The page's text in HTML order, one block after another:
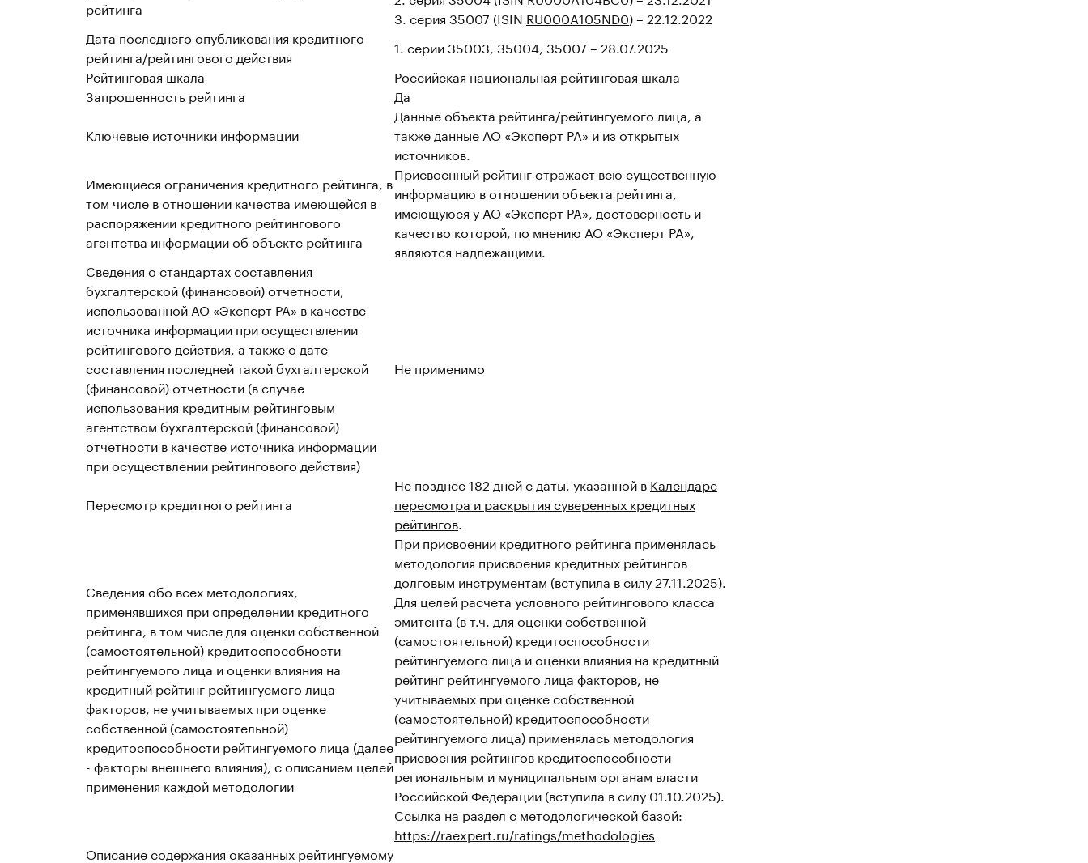
рейтинга
3. серия 35007 (ISIN RU000A105ND0) – 22.12.2022
Дата последнего опубликования кредитного
рейтинга/рейтингового действия
1. серии 35003, 35004, 35007 – 28.07.2025
Рейтинговая шкала
Российская национальная рейтинговая шкала
Запрошенность рейтинга
Да
Ключевые источники информации
Данные объекта рейтинга/рейтингуемого лица, а
также данные АО «Эксперт РА» и из открытых
источников.
Имеющиеся ограничения кредитного рейтинга, в
том числе в отношении качества имеющейся в
распоряжении кредитного рейтингового
агентства информации об объекте рейтинга
Присвоенный рейтинг отражает всю существенную
информацию в отношении объекта рейтинга,
имеющуюся у АО «Эксперт РА», достоверность и
качество которой, по мнению АО «Эксперт РА»,
являются надлежащими.
Сведения о стандартах составления
бухгалтерской (финансовой) отчетности,
использованной АО «Эксперт РА» в качестве
источника информации при осуществлении
рейтингового действия, а также о дате
составления последней такой бухгалтерской
(финансовой) отчетности (в случае
использования кредитным рейтинговым
агентством бухгалтерской (финансовой)
отчетности в качестве источника информации
при осуществлении рейтингового действия)
Не применимо
Пересмотр кредитного рейтинга
Не позднее 182 дней с даты, указанной в Календаре
пересмотра и раскрытия суверенных кредитных
рейтингов.
Сведения обо всех методологиях,
применявшихся при определении кредитного
рейтинга, в том числе для оценки собственной
(самостоятельной) кредитоспособности
рейтингуемого лица и оценки влияния на
кредитный рейтинг рейтингуемого лица
факторов, не учитываемых при оценке
собственной (самостоятельной)
кредитоспособности рейтингуемого лица (далее
- факторы внешнего влияния), с описанием целей
применения каждой методологии
При присвоении кредитного рейтинга применялась
методология присвоения кредитных рейтингов
долговым инструментам (вступила в силу 27.11.2025).
Для целей расчета условного рейтингового класса
эмитента (в т.ч. для оценки собственной
(самостоятельной) кредитоспособности
рейтингуемого лица и оценки влияния на кредитный
рейтинг рейтингуемого лица факторов, не
учитываемых при оценке собственной
(самостоятельной) кредитоспособности
рейтингуемого лица) применялась методология
присвоения рейтингов кредитоспособности
региональным и муниципальным органам власти
Российской Федерации (вступила в силу 01.10.2025).
Ссылка на раздел с методологической базой:
https://raexpert.ru/ratings/methodologies
Описание содержания оказанных рейтингуемому